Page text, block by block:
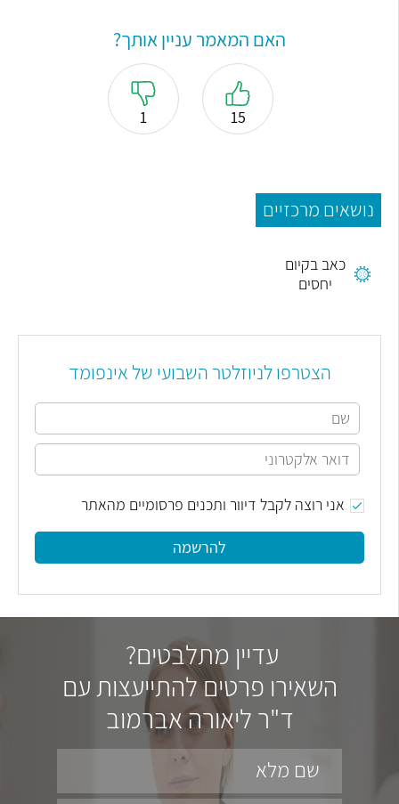
האם המאמר עניין אותך?
15
1
נושאים מרכזיים
כאב בקיום
יחסים
הצטרפו לניוזלטר השבועי של אינפומד
אני רוצה לקבל דיוור ותכנים פרסומיים מהאתר
להרשמה
עדיין מתלבטים?
השאירו פרטים להתייעצות עם
ד"ר ליאורה אברמוב
שם מלא